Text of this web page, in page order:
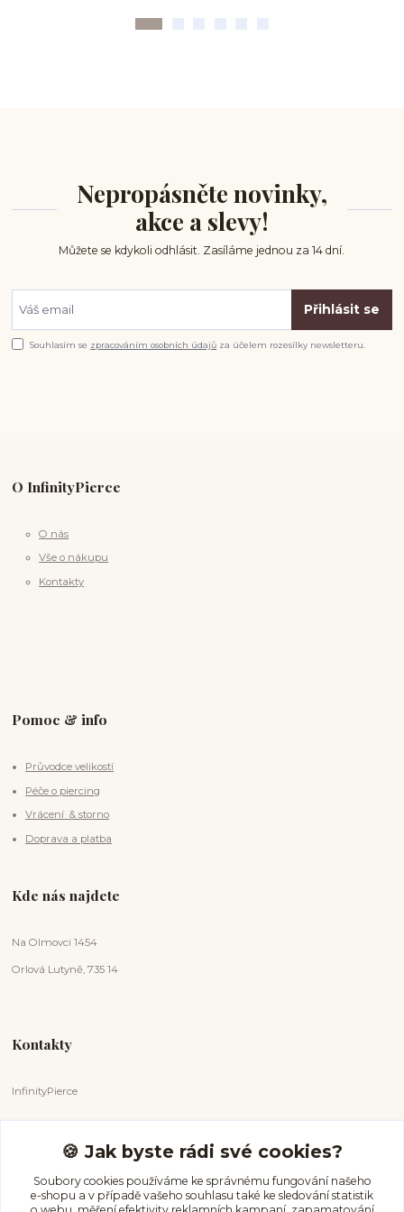
Nepropásněte novinky,
akce a slevy!
Můžete se kdykoli odhlásit. Zasíláme jednou za 14 dní.
Přihlásit se
Souhlasím se zpracováním osobních údajů za účelem rozesílky newsletteru.
O InfinityPierce
O nás
Vše o nákupu
Kontakty
Pomoc & info
Průvodce velikostí
Péče o piercing
Vrácení & storno
Doprava a platba
Kde nás najdete
Na Olmovci 1454
Orlová Lutyně, 735 14
Kontakty
InfinityPierce
+420 731 681 038
(Po-Ne, 9-18 hod.)
info@infinitypierce.cz
🍪 Jak byste rádi své cookies?
Soubory cookies používáme ke správnému fungování našeho
e-shopu a v případě vašeho souhlasu také ke sledování statistik